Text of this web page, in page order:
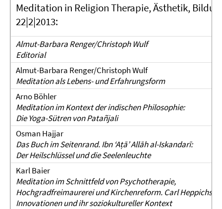
Meditation in Religion Therapie, Ästhetik,
22|2|2013:
Almut-Barbara Renger/Christoph Wulf
Editorial
Almut-Barbara Renger/Christoph Wulf
Meditation als Lebens- und Erfahrungsform
Arno Böhler
Meditation im Kontext der indischen Philosophie:
Die Yoga-Sütren von Patañjali
Osman Hajjar
Das Buch im Seitenrand. Ibn ‘Aṭā’ Allāh al-Iskandarī:
Der Heilschlüssel und die Seelenleuchte
Karl Baier
Meditation im Schnittfeld von Psychotherapie,
Hochgradfreimaurerei und Kirchenreform. Carl Heppichs
Innovationen und ihr soziokultureller Kontext